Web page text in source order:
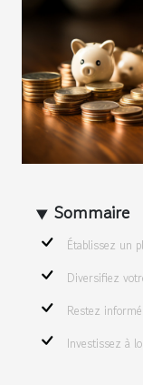
Sommaire
Établissez un
Diversifiez
Restez
Investissez à